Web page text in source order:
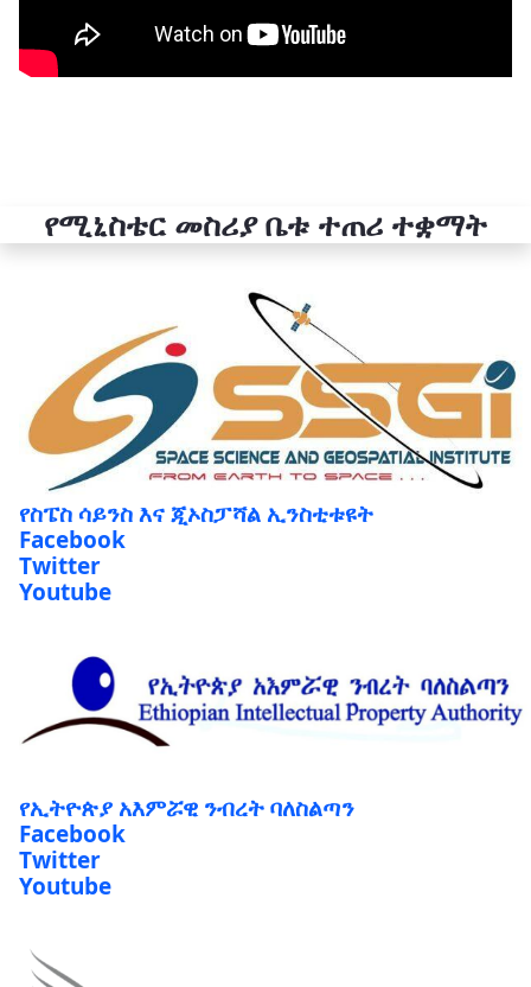
የሚኒስቴር መስሪያ ቤቱ ተጠሪ ተቋማት
የስፔስ ሳይንስ እና ጂኦስፓሻል ኢንስቲቱዩት
Facebook
Twitter
Youtube
የኢትዮጵያ አእምሯዊ ንብረት ባለስልጣን
Facebook
Twitter
Youtube